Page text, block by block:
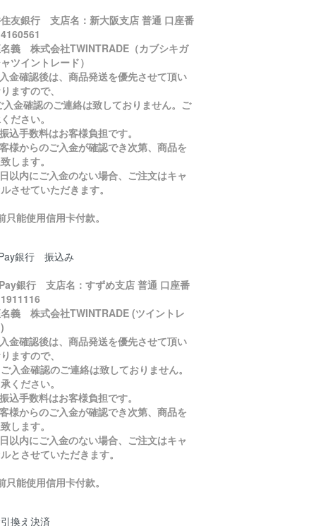
友銀行 支店名：新大阪支店 普通 口座番
義 株式会社TWINTRADE（カブシキガ
ツイントレード）
金確認後は、商品発送を優先させて頂い
ますので、
確認のご連絡は致しておりません。ご
ださい。
込手数料はお客様負担です。
様からのご入金が確認でき次第、商品を
します。
以内にご入金のない場合、ご注文はキャ
させていただきます。
只能使用信用卡付款。
銀行 振込み
銀行 支店名：すずめ支店 普通 口座番
義 株式会社TWINTRADE (ツイントレ
金確認後は、商品発送を優先させて頂い
ますので、
確認のご連絡は致しておりません。
ください。
込手数料はお客様負担です。
様からのご入金が確認でき次第、商品を
します。
以内にご入金のない場合、ご注文はキャ
とさせていただきます。
只能使用信用卡付款。
換え決済